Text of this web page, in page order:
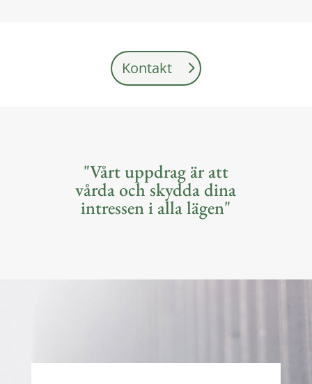
Kontakt
"Vårt uppdrag är att
vårda och skydda dina
intressen i alla lägen"